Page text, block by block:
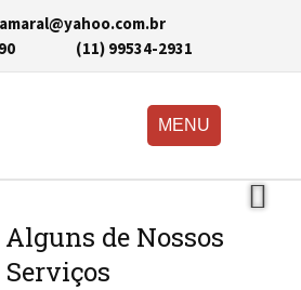
(11) 99534-2931
MENU
Alguns de Nossos
Serviços